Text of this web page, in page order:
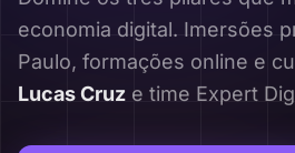
economia digital. Imersões
Paulo, formações online e
Lucas Cruz e time Expert